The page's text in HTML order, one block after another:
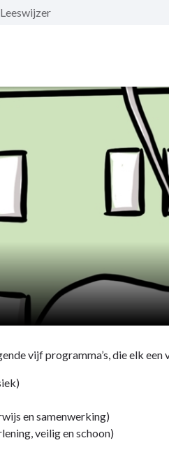
Leeswijzer
vijf programma’s, die elk
en samenwerking)
veilig en schoon)